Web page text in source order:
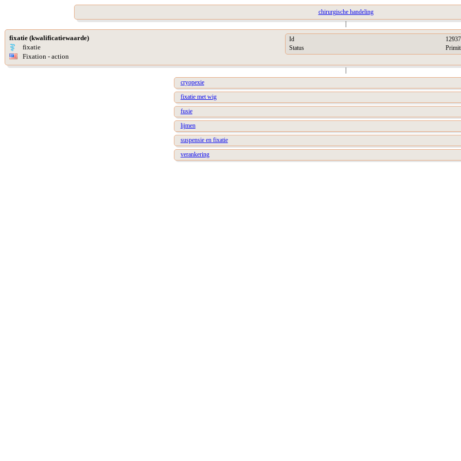
chirurgische handeling
|
fixatie (kwalificatiewaarde)
fixatie
Fixation - action
Id
Status
|
cryopexie
fixatie met wig
fusie
lijmen
suspensie en fixatie
verankering